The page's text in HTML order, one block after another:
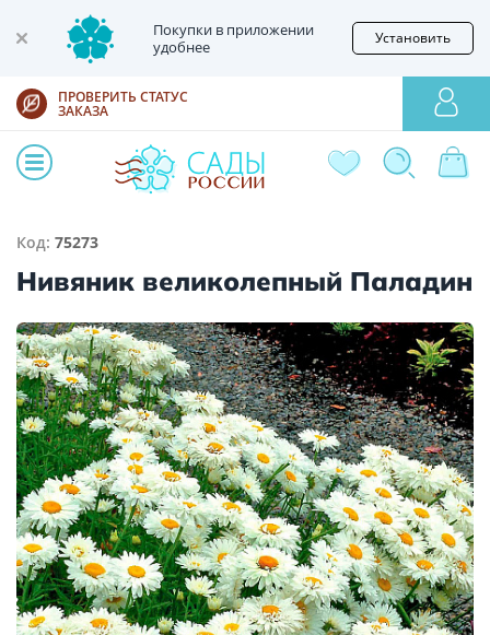
Покупки в приложении
удобнее
Установить
ПРОВЕРИТЬ СТАТУС
ЗАКАЗА
Код: 75273
Нивяник великолепный Паладин